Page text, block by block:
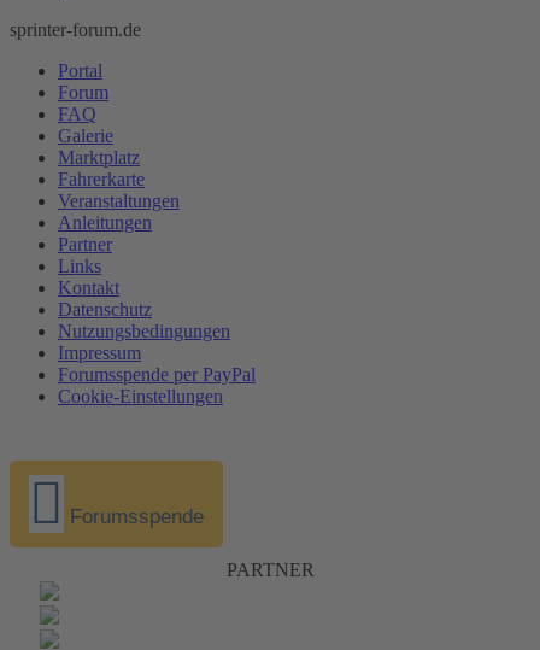
sprinter-forum.de
Portal
Forum
FAQ
Galerie
Marktplatz
Fahrerkarte
Veranstaltungen
Anleitungen
Partner
Links
Kontakt
Datenschutz
Nutzungsbedingungen
Impressum
Forumsspende per PayPal
Cookie-Einstellungen
Forumsspende
PARTNER